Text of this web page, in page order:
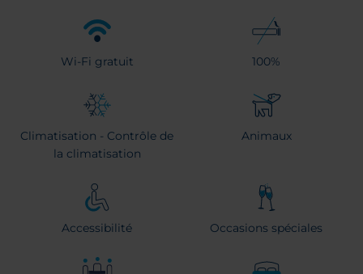
Wi-Fi gratuit 100%
Climatisation - Contrôle de
la climatisation
Animaux
Accessibilité Occasions spéciales